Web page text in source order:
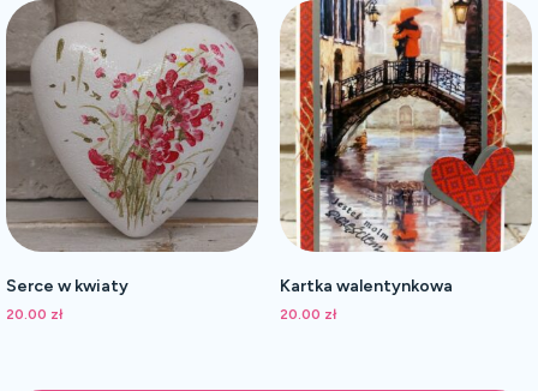
Serce w kwiaty
20.00 zł
Kartka walentynkowa
20.00 zł